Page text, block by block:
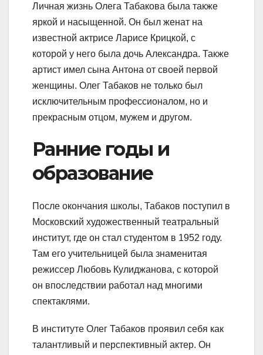
Личная жизнь Олега Табакова была также
яркой и насыщенной. Он был женат на
известной актрисе Ларисе Крицкой, с
которой у него была дочь Александра. Также
артист имел сына Антона от своей первой
женщины. Олег Табаков не только был
исключительным профессионалом, но и
прекрасным отцом, мужем и другом.
Ранние годы и
образование
После окончания школы, Табаков поступил в
Московский художественный театральный
институт, где он стал студентом в 1952 году.
Там его учительницей была знаменитая
режиссер Любовь Кулиджанова, с которой
он впоследствии работал над многими
спектаклями.
В институте Олег Табаков проявил себя как
талантливый и перспективный актер. Он